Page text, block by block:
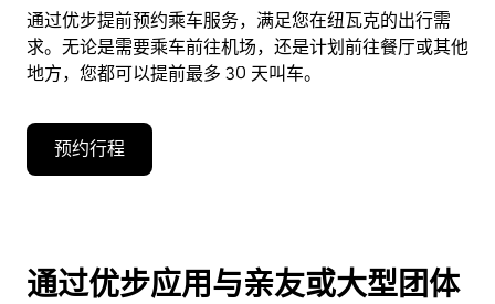
通过优步提前预约乘车服务，满足您在纽瓦克的出行需
求。无论是需要乘车前往机场，还是计划前往餐厅或其他
地方，您都可以提前最多 30 天叫车。
预约行程
通过优步应用与亲友或大型团体